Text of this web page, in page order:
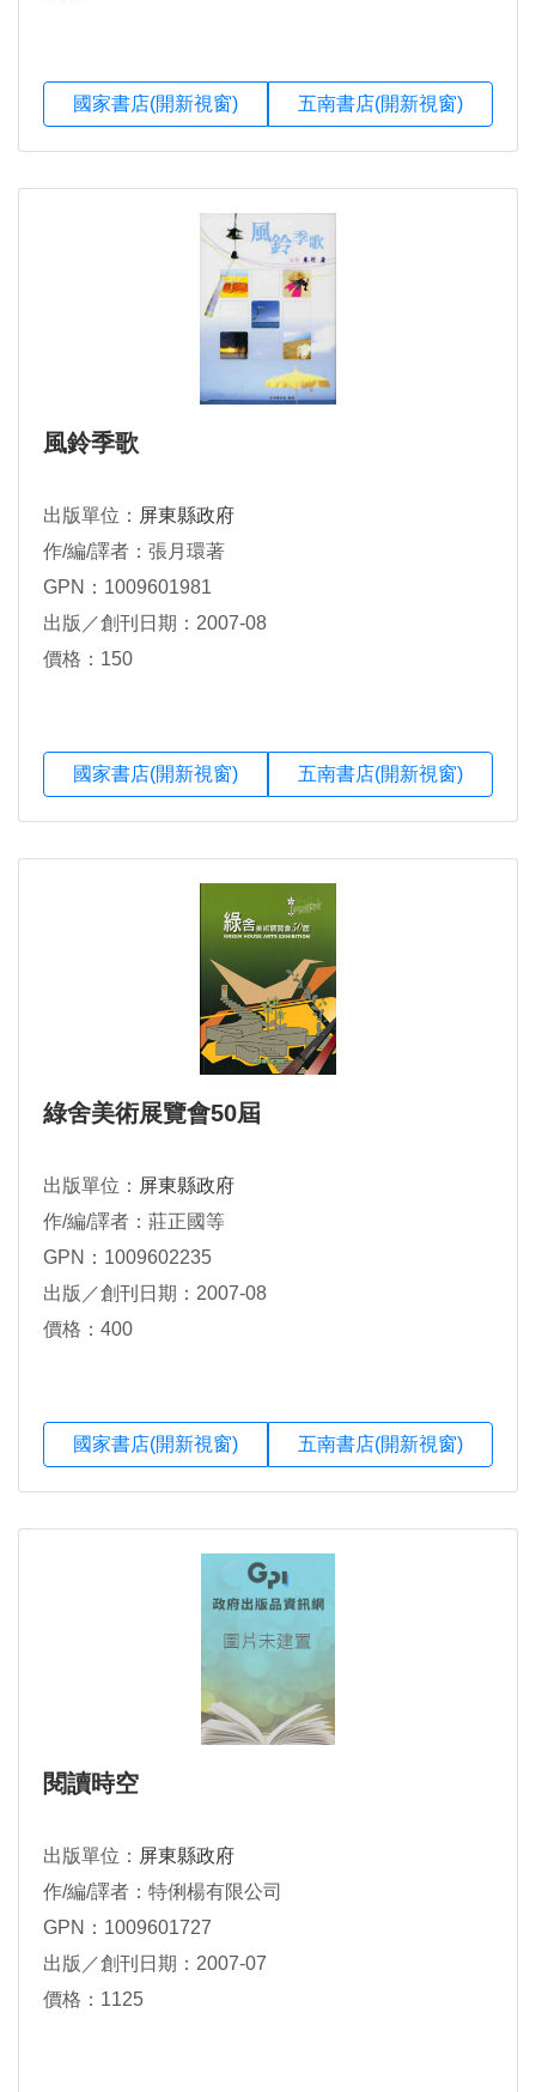
國家書店(開新視窗) 五南書店(開新視窗)
風鈴季歌
出版單位： 屏東縣政府
作/編/譯者：張月環著
GPN：1009601981
出版／創刊日期：2007-08
價格：150
國家書店(開新視窗) 五南書店(開新視窗)
綠舍美術展覽會50屆
出版單位： 屏東縣政府
作/編/譯者：莊正國等
GPN：1009602235
出版／創刊日期：2007-08
價格：400
國家書店(開新視窗) 五南書店(開新視窗)
閱讀時空
出版單位： 屏東縣政府
作/編/譯者：特俐楊有限公司
GPN：1009601727
出版／創刊日期：2007-07
價格：1125